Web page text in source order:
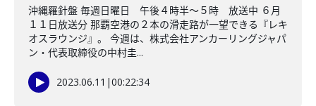
沖縄羅針盤 毎週日曜日 午後４時半～５時 放送中 ６月
１１日放送分 那覇空港の２本の滑走路が一望できる『レキ
オスラウンジ』。 今週は、株式会社アンカーリングジャパ
ン・代表取締役の中村圭...
2023.06.11 |00:22:34